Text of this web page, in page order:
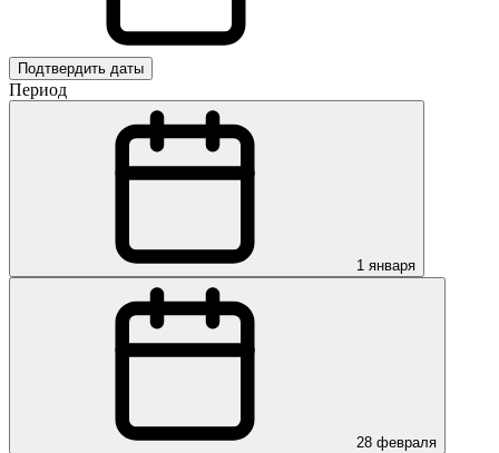
Подтвердить даты
Период
1 января
28 февраля